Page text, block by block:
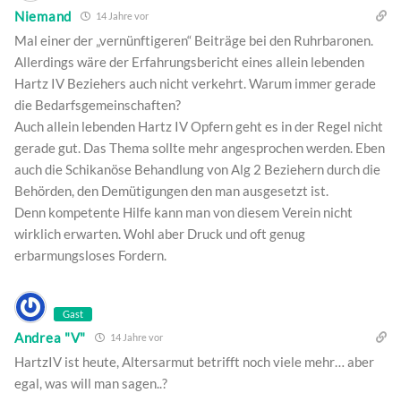
Niemand 14 Jahre vor
Mal einer der „vernünftigeren“ Beiträge bei den Ruhrbaronen.
Allerdings wäre der Erfahrungsbericht eines allein lebenden
Hartz IV Beziehers auch nicht verkehrt. Warum immer gerade
die Bedarfsgemeinschaften?
Auch allein lebenden Hartz IV Opfern geht es in der Regel nicht
gerade gut. Das Thema sollte mehr angesprochen werden. Eben
auch die Schikanöse Behandlung von Alg 2 Beziehern durch die
Behörden, den Demütigungen den man ausgesetzt ist.
Denn kompetente Hilfe kann man von diesem Verein nicht
wirklich erwarten. Wohl aber Druck und oft genug
erbarmungsloses Fordern.
Gast
Andrea "V" 14 Jahre vor
HartzIV ist heute, Altersarmut betrifft noch viele mehr… aber
egal, was will man sagen..?